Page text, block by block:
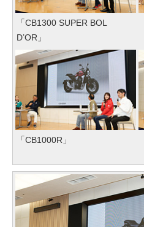
「CB1300 SUPER BOL
D’OR」
「CB1000R」